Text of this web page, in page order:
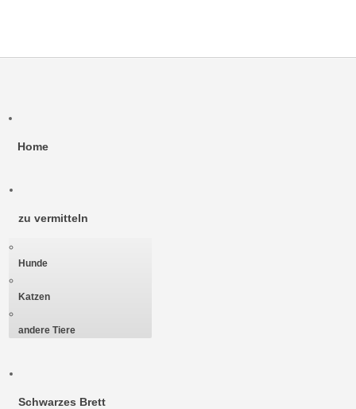
Home
zu vermitteln
Hunde
Katzen
andere Tiere
Schwarzes Brett